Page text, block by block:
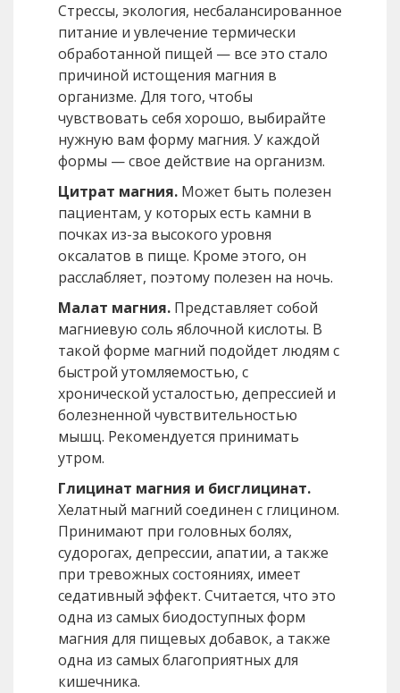
Стрессы, экология, несбалансированное
питание и увлечение термически
обработанной пищей — все это стало
причиной истощения магния в
организме. Для того, чтобы
чувствовать себя хорошо, выбирайте
нужную вам форму магния. У каждой
формы — свое действие на организм.
Цитрат магния. Может быть полезен
пациентам, у которых есть камни в
почках из-за высокого уровня
оксалатов в пище. Кроме этого, он
расслабляет, поэтому полезен на ночь.
Малат магния. Представляет собой
магниевую соль яблочной кислоты. В
такой форме магний подойдет людям с
быстрой утомляемостью, с
хронической усталостью, депрессией и
болезненной чувствительностью
мышц. Рекомендуется принимать
утром.
Глицинат магния и бисглицинат.
Хелатный магний соединен с глицином.
Принимают при головных болях,
судорогах, депрессии, апатии, а также
при тревожных состояниях, имеет
седативный эффект. Считается, что это
одна из самых биодоступных форм
магния для пищевых добавок, а также
одна из самых благоприятных для
кишечника.